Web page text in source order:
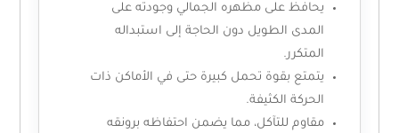
يحافظ على مظهره الجمالي وجودته على
المدى الطويل دون الحاجة إلى استبداله
المتكرر.
يتمتع بقوة تحمل كبيرة حتى في الأماكن ذات
الحركة الكثيفة.
مقاوم للتآكل، مما يضمن احتفاظه برونقه